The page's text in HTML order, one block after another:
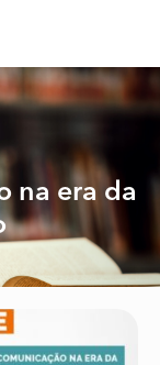
na era da